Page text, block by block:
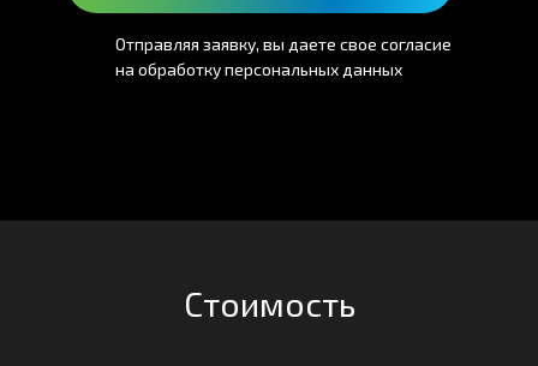
Отправляя заявку, вы даете свое согласие
на обработку персональных данных
Стоимость